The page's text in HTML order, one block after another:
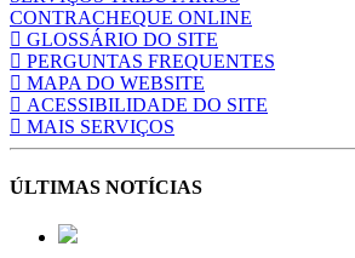
CONTRACHEQUE ONLINE
GLOSSÁRIO DO SITE
PERGUNTAS FREQUENTES
MAPA DO WEBSITE
ACESSIBILIDADE DO SITE
MAIS SERVIÇOS
ÚLTIMAS NOTÍCIAS